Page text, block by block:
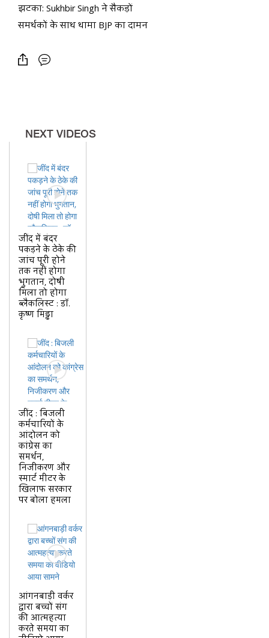
झटका: Sukhbir Singh ने सैकड़ों
समर्थकों के साथ थामा BJP का दामन
NEXT VIDEOS
जींद में बंदर
पकड़ने के ठेके की
जांच पूरी होने
तक नहीं होगा
भुगतान, दोषी
मिला तो होगा
ब्लैकलिस्ट : डॉ.
कृष्ण मिड्ढा
जींद : बिजली
कर्मचारियों के
आंदोलन को
कांग्रेस का
समर्थन,
निजीकरण और
स्मार्ट मीटर के
खिलाफ सरकार
पर बोला हमला
आंगनबाड़ी वर्कर
द्वारा बच्चों संग
की आत्महत्या
करते समया का